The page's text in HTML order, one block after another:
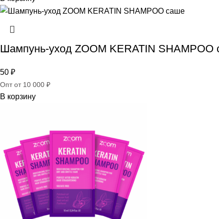
Шампунь-уход ZOOM KERATIN SHAMPOO
50 ₽
Опт от 10 000 ₽
В корзину